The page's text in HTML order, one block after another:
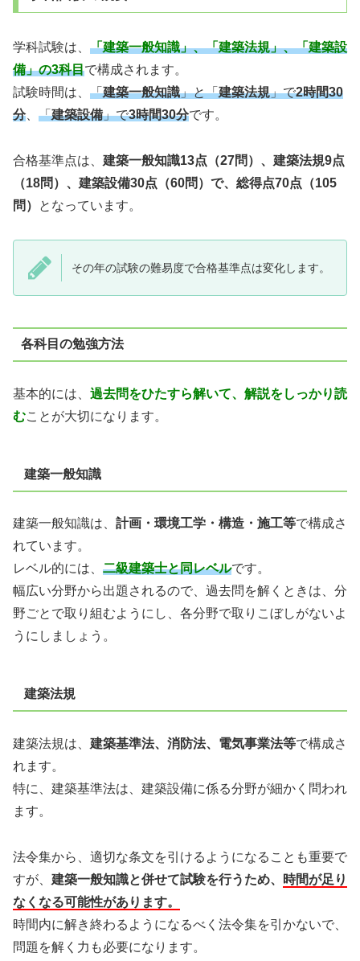
学科試験は、 「建築一般知識」、「建築法規」、「建築設
備」の3科目で構成されます。
試験時間は、 「建築一般知識」と「建築法規」で2時間30
分、 「建築設備」で3時間30分です。
合格基準点は、 建築一般知識13点（27問）、建築法規9点
（18問）、建築設備30点 （60問）で、総得点70点（105
問）
となっています。
その年の試験の難易度で合格基準点は変化します。
各科目の勉強方法
基本的には、 過去問をひたすら解いて、解説をしっかり読
むことが大切になります。
建築一般知識
建築一般知識は、 計画・環境工学・構造・施工等で構成さ
れています。
レベル的には、 二級建築士と同レベルです。
幅広い分野から出題されるので、過去問を解くときは、 分
野ごとで取り組むようにし、各分野で取りこぼしがないよ
うにしましょう。
建築法規
建築法規は、 建築基準法、消防法、電気事業法等で構成さ
れます。
特に、建築基準法は、建築設備に係る分野が細かく問われ
ます。
法令集から、適切な条文を引けるようになることも重要で
すが、 建築一般知識と併せて試験を行うため、
時間が足り
なくなる可能性があります。
時間内に解き終わるようになるべく法令集を引かないで、
問題を解く力も必要になります。